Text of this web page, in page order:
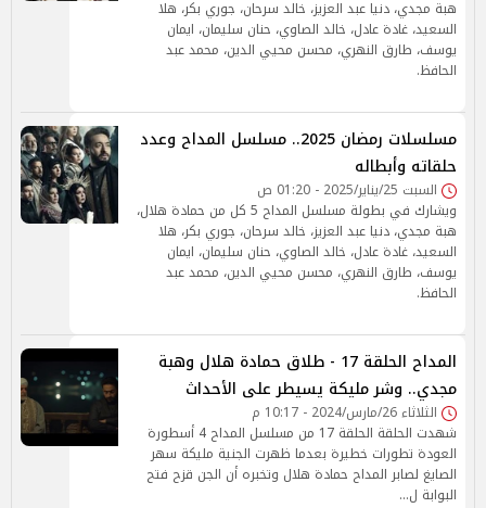
هبة مجدي، دنيا عبد العزيز، خالد سرحان، جوري بكر، هلا
السعيد، غادة عادل، خالد الصاوي، حنان سليمان، ايمان
يوسف، طارق النهري، محسن محيي الدين، محمد عبد
الحافظ.
مسلسلات رمضان 2025.. مسلسل المداح وعدد
حلقاته وأبطاله
السبت 25/يناير/2025 - 01:20 ص
ويشارك في بطولة مسلسل المداح 5 كل من حمادة هلال،
هبة مجدي، دنيا عبد العزيز، خالد سرحان، جوري بكر، هلا
السعيد، غادة عادل، خالد الصاوي، حنان سليمان، ايمان
يوسف، طارق النهري، محسن محيي الدين، محمد عبد
الحافظ.
المداح الحلقة 17 - طلاق حمادة هلال وهبة
مجدي.. وشر مليكة يسيطر على الأحداث
الثلاثاء 26/مارس/2024 - 10:17 م
شهدت الحلقة الحلقة 17 من مسلسل المداح 4 أسطورة
العودة تطورات خطيرة بعدما ظهرت الجنية مليكة سهر
الصايغ لصابر المداح حمادة هلال وتخبره أن الجن قزح فتح
البوابة ل…